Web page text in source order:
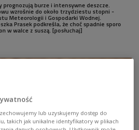
prognozują burze i intensywne deszcze.
wzrośnie do około trzydziestu stopni -
Meteorologii i Gospodarki Wodnej.
Prasek podkreśla, że choć spadnie sporo
w walce z suszą. [posłuchaj]
lub uzyskujemy dostęp do
takich jak unikalne identyfikatory w plikach